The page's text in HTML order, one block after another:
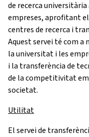
de recerca
empreses, aprofitant
centres de recerca i
Aquest servei té com a
la universitat i les
i la transferència de
de la competitivitat
societat.
Utilitat
El servei de